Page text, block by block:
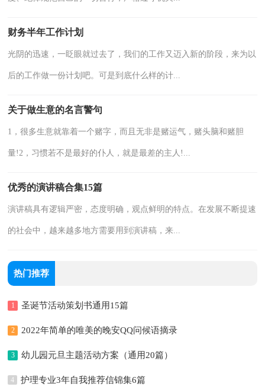
财务半年工作计划
光阴的迅速，一眨眼就过去了，我们的工作又迈入新的阶段，来为以
后的工作做一份计划吧。可是到底什么样的计...
关于做生意的名言警句
1，很多生意就靠着一个赌字，而且无非是赌运气，赌头脑和赌胆
量!2，习惯若不是最好的仆人，就是最差的主人!...
优秀的演讲稿合集15篇
演讲稿具有逻辑严密，态度明确，观点鲜明的特点。在发展不断提速
的社会中，越来越多地方需要用到演讲稿，来...
热门推荐
1 圣诞节活动策划书通用15篇
2
2022年简单的唯美的晚安QQ问候语摘录
3 幼儿园元旦主题活动方案（通用20篇）
4 护理专业3年自我推荐信锦集6篇